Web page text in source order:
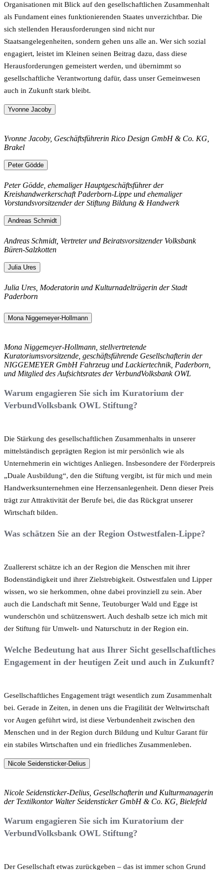
Organisationen mit Blick auf den gesellschaftlichen Zusammenhalt
als Fundament eines funktionierenden Staates unverzichtbar. Die
sich stellenden Herausforderungen sind nicht nur
Staatsangelegenheiten, sondern gehen uns alle an. Wer sich sozial
engagiert, leistet im Kleinen seinen Beitrag dazu, dass diese
Herausforderungen gemeistert werden, und übernimmt so
gesellschaftliche Verantwortung dafür, dass unser Gemeinwesen
auch in Zukunft stark bleibt.
Yvonne Jacoby
Yvonne Jacoby, Geschäftsführerin Rico Design GmbH & Co. KG,
Brakel
Peter Gödde
Peter Gödde, ehemaliger Hauptgeschäftsführer der
Kreishandwerkerschaft Paderborn-Lippe und ehemaliger
Vorstandsvorsitzender der Stiftung Bildung & Handwerk
Andreas Schmidt
Andreas Schmidt, Vertreter und Beiratsvorsitzender Volksbank
Büren-Salzkotten
Julia Ures
Julia Ures, Moderatorin und Kulturnadelträgerin der Stadt
Paderborn
Mona Niggemeyer-Hollmann
Mona Niggemeyer-Hollmann, stellvertretende
Kuratoriumsvorsitzende, geschäftsführende Gesellschafterin der
NIGGEMEYER GmbH Fahrzeug und Lackiertechnik, Paderborn,
und Mitglied des Aufsichtsrates der VerbundVolksbank OWL
Warum engagieren Sie sich im Kuratorium der
VerbundVolksbank OWL Stiftung?
Die Stärkung des gesellschaftlichen Zusammenhalts in unserer
mittelständisch geprägten Region ist mir persönlich wie als
Unternehmerin ein wichtiges Anliegen. Insbesondere der Förderpreis
„Duale Ausbildung“, den die Stiftung vergibt, ist für mich und mein
Handwerksunternehmen eine Herzensanlegenheit. Denn dieser Preis
trägt zur Attraktivität der Berufe bei, die das Rückgrat unserer
Wirtschaft bilden.
Was schätzen Sie an der Region Ostwestfalen-Lippe?
Zuallererst schätze ich an der Region die Menschen mit ihrer
Bodenständigkeit und ihrer Zielstrebigkeit. Ostwestfalen und Lipper
wissen, wo sie herkommen, ohne dabei provinziell zu sein. Aber
auch die Landschaft mit Senne, Teutoburger Wald und Egge ist
wunderschön und schützenswert. Auch deshalb setze ich mich mit
der Stiftung für Umwelt- und Naturschutz in der Region ein.
Welche Bedeutung hat aus Ihrer Sicht gesellschaftliches
Engagement in der heutigen Zeit und auch in Zukunft?
Gesellschaftliches Engagement trägt wesentlich zum Zusammenhalt
bei. Gerade in Zeiten, in denen uns die Fragilität der Weltwirtschaft
vor Augen geführt wird, ist diese Verbundenheit zwischen den
Menschen und in der Region durch Bildung und Kultur Garant für
ein stabiles Wirtschaften und ein friedliches Zusammenleben.
Nicole Seidensticker-Delius
Nicole Seidensticker-Delius, Gesellschafterin und Kulturmanagerin
der Textilkontor Walter Seidensticker GmbH & Co. KG, Bielefeld
Warum engagieren Sie sich im Kuratorium der
VerbundVolksbank OWL Stiftung?
Der Gesellschaft etwas zurückgeben – das ist immer schon Grund